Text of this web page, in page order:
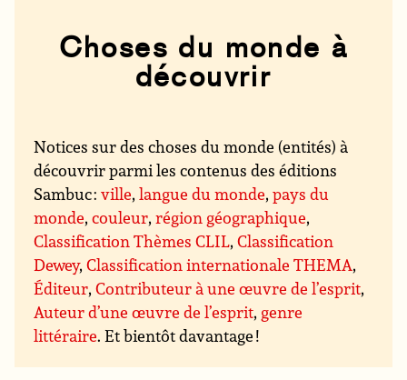
Choses du monde à
découvrir
Notices sur des choses du monde (entités) à
découvrir parmi les contenus des éditions
Sambuc :ville,langue du monde,pays du
monde,couleur,région géographique,
Classification Thèmes CLIL,Classification
Dewey,Classification internationale THEMA,
Éditeur,Contributeur à une œuvre de l’esprit,
Auteur d’une œuvre de l’esprit, genre
littéraire. Et bientôt davantage !